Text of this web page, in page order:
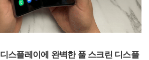
디스플레이에 완벽한 풀 스크린 디스플